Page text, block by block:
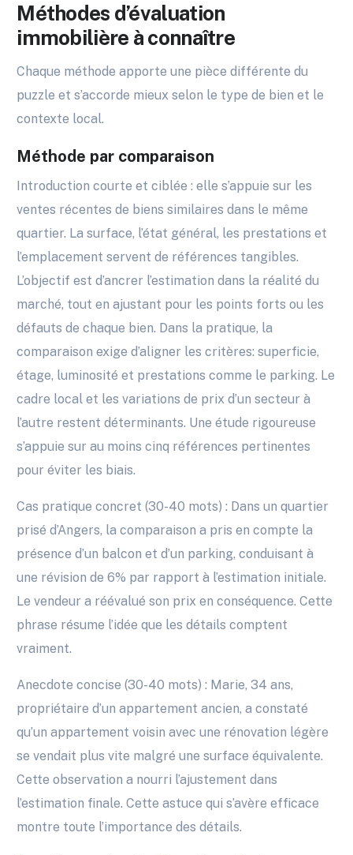
Méthodes d’évaluation
immobilière à connaître
Chaque méthode apporte une pièce différente du
puzzle et s’accorde mieux selon le type de bien et le
contexte local.
Méthode par comparaison
Introduction courte et ciblée : elle s’appuie sur les
ventes récentes de biens similaires dans le même
quartier. La surface, l’état général, les prestations et
l’emplacement servent de références tangibles.
L’objectif est d’ancrer l’estimation dans la réalité du
marché, tout en ajustant pour les points forts ou les
défauts de chaque bien. Dans la pratique, la
comparaison exige d’aligner les critères: superficie,
étage, luminosité et prestations comme le parking. Le
cadre local et les variations de prix d’un secteur à
l’autre restent déterminants. Une étude rigoureuse
s’appuie sur au moins cinq références pertinentes
pour éviter les biais.
Cas pratique concret (30-40 mots) : Dans un quartier
prisé d’Angers, la comparaison a pris en compte la
présence d’un balcon et d’un parking, conduisant à
une révision de 6% par rapport à l’estimation initiale.
Le vendeur a réévalué son prix en conséquence. Cette
phrase résume l’idée que les détails comptent
vraiment.
Anecdote concise (30-40 mots) : Marie, 34 ans,
propriétaire d’un appartement ancien, a constaté
qu’un appartement voisin avec une rénovation légère
se vendait plus vite malgré une surface équivalente.
Cette observation a nourri l’ajustement dans
l’estimation finale. Cette astuce qui s’avère efficace
montre toute l’importance des détails.